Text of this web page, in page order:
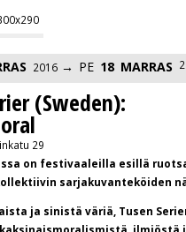
2016 PE 18 MARRAS
(Sweden):
29
on festivaaleilla esillä
sarjakuvanteköiden
ja sinistä väriä, Tusen
ilmiöstä